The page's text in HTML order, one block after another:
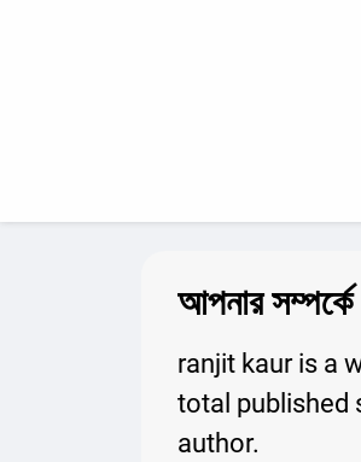
আপনার সম্পর্কে
ranjit kaur is a
total published
author.